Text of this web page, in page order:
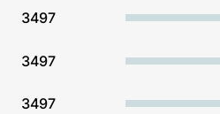
3497
3497
3497